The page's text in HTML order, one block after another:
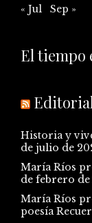
« Jul Sep »
El tiempo
Historia y
de julio de
María Ríos
de febrero de
María Ríos
poesía